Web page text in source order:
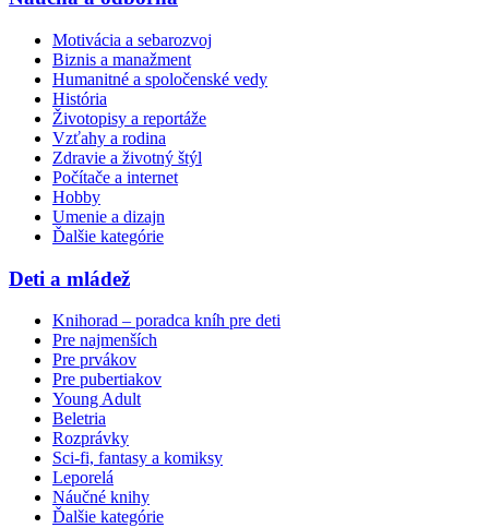
Motivácia a sebarozvoj
Biznis a manažment
Humanitné a spoločenské vedy
História
Životopisy a reportáže
Vzťahy a rodina
Zdravie a životný štýl
Počítače a internet
Hobby
Umenie a dizajn
Ďalšie kategórie
Deti a mládež
Knihorad – poradca kníh pre deti
Pre najmenších
Pre prvákov
Pre pubertiakov
Young Adult
Beletria
Rozprávky
Sci-fi, fantasy a komiksy
Leporelá
Náučné knihy
Ďalšie kategórie